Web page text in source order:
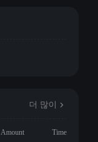
더 많이
Amount
Time